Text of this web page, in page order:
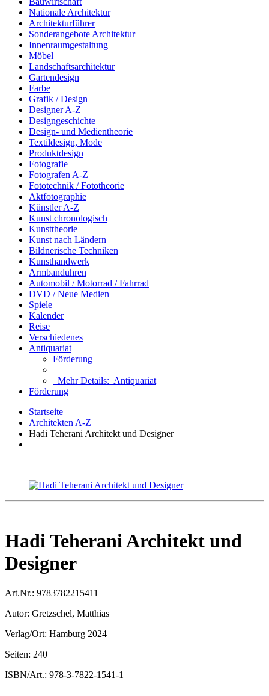
Nationale Architektur
Architekturführer
Sonderangebote Architektur
Innenraumgestaltung
Möbel
Landschaftsarchitektur
Gartendesign
Farbe
Grafik / Design
Designer A-Z
Designgeschichte
Design- und Medientheorie
Textildesign, Mode
Produktdesign
Fotografie
Fotografen A-Z
Fototechnik / Fototheorie
Aktfotographie
Künstler A-Z
Kunst chronologisch
Kunsttheorie
Kunst nach Ländern
Bildnerische Techniken
Kunsthandwerk
Armbanduhren
Automobil / Motorrad / Fahrrad
DVD / Neue Medien
Spiele
Kalender
Reise
Verschiedenes
Antiquariat
Förderung
Mehr Details: Antiquariat
Förderung
Startseite
Architekten A-Z
Hadi Teherani Architekt und Designer
Hadi Teherani Architekt und
Designer
Art.Nr.: 9783782215411
Autor: Gretzschel, Matthias
Verlag/Ort: Hamburg 2024
Seiten: 240
ISBN/Art.: 978-3-7822-1541-1